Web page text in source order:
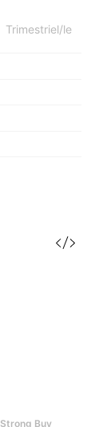
Trimestriel/le
Strong Buy